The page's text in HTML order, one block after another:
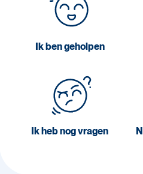
Ik ben geholpen
Ik heb nog vragen